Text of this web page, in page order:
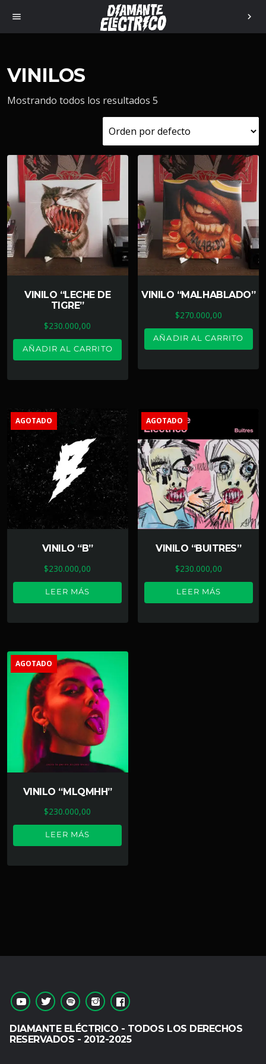
menu chevron_right
VINILOS
Mostrando todos los resultados 5
VINILO “LECHE DE
TIGRE”
$230.000,00
AÑADIR AL CARRITO
VINILO “MALHABLADO”
$270.000,00
AÑADIR AL CARRITO
AGOTADO
VINILO “B”
$230.000,00
LEER MÁS
AGOTADO
VINILO “BUITRES”
$230.000,00
LEER MÁS
AGOTADO
VINILO “MLQMHH”
$230.000,00
LEER MÁS
DIAMANTE ELÉCTRICO - TODOS LOS DERECHOS
RESERVADOS - 2012-2025